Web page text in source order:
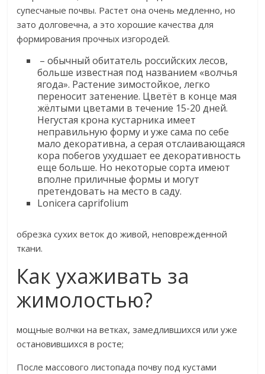
супесчаные почвы. Растет она очень медленно, но
зато долговечна, а это хорошие качества для
формирования прочных изгородей.​
​ – обычный обитатель российских лесов,
больше известная под названием «волчья
ягода». Растение зимостойкое, легко
переносит затенение. Цветёт в конце мая
жёлтыми цветами в течение 15-20 дней.
Негустая крона кустарника имеет
неправильную форму и уже сама по себе
мало декоративна, а серая отслаивающаяся
кора побегов ухудшает ее декоративность
еще больше. Но некоторые сорта имеют
вполне приличные формы и могут
претендовать на место в саду.​
​Lonicera caprifolium​
​обрезка сухих веток до живой, неповрежденной
ткани.​
Как ухаживать за
жимолостью?
​мощные волчки на ветках, замедлившихся или уже
остановившихся в росте;​
​После массового листопада почву под кустами